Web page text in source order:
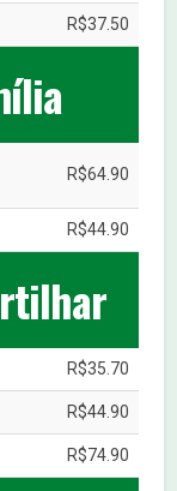
R$37.50
R$64.90
R$44.90
R$35.70
R$44.90
R$74.90